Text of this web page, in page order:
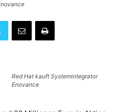
Red Hat kauft Systemintegrator
Enovance